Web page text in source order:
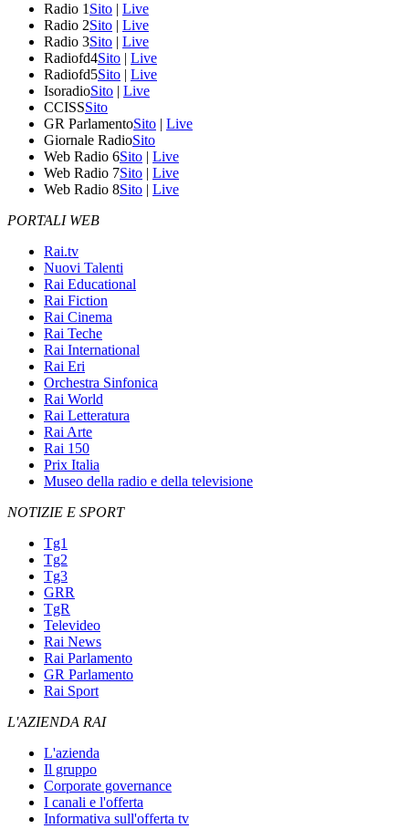
Radio 1 Sito | Live
Radio 2Sito | Live
Radio 3Sito | Live
Radiofd4Sito | Live
Radiofd5Sito | Live
IsoradioSito | Live
CCISSSito
GR ParlamentoSito | Live
Giornale RadioSito
Web Radio 6Sito | Live
Web Radio 7Sito | Live
Web Radio 8Sito | Live
PORTALI WEB
Rai.tv
Nuovi Talenti
Rai Educational
Rai Fiction
Rai Cinema
Rai Teche
Rai International
Rai Eri
Orchestra Sinfonica
Rai World
Rai Letteratura
Rai Arte
Rai 150
Prix Italia
Museo della radio e della televisione
NOTIZIE E SPORT
Tg1
Tg2
Tg3
GRR
TgR
Televideo
Rai News
Rai Parlamento
GR Parlamento
Rai Sport
L'AZIENDA RAI
L'azienda
Il gruppo
Corporate governance
I canali e l'offerta
Informativa sull'offerta tv